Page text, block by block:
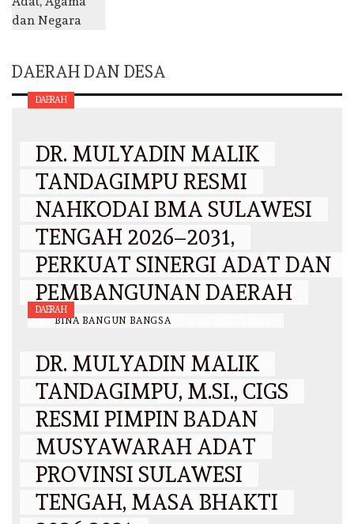
DAERAH DAN DESA
DAERAH
DR. MULYADIN MALIK
TANDAGIMPU RESMI
NAHKODAI BMA SULAWESI
TENGAH 2026–2031,
PERKUAT SINERGI ADAT DAN
PEMBANGUNAN DAERAH
BY BINA BANGUN BANGSA
DAERAH
DR. MULYADIN MALIK
TANDAGIMPU, M.SI., CIGS
RESMI PIMPIN BADAN
MUSYAWARAH ADAT
PROVINSI SULAWESI
TENGAH, MASA BHAKTI